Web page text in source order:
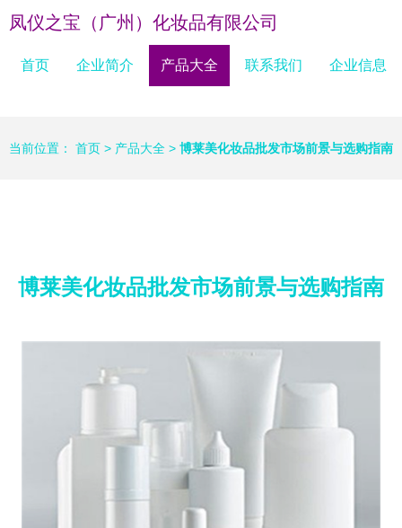
凤仪之宝（广州）化妆品有限公司
首页 企业简介 产品大全 联系我们 企业信息
当前位置： 首页 > 产品大全 > 博莱美化妆品批发市场前景与选购指南
博莱美化妆品批发市场前景与选购指南